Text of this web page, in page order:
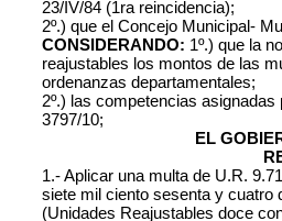
23/IV/84 (1ra reincidencia);
2º.) que el Concejo Municipal-
CONSIDERANDO: 1º.) que la
reajustables los montos de las
ordenanzas departamentales;
2º.) las competencias
3797/10;
EL
1.- Aplicar una multa de U.R.
siete mil ciento sesenta y cuatro
(Unidades Reajustables doce